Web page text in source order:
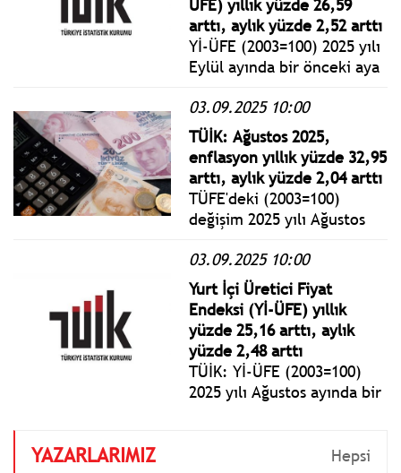
on iki aylık ortalamalara
göre %37,15 artış olarak
gerçekleşti.
ÜFE) yıllık yüzde 26,59
arttı, aylık yüzde 2,52 arttı
Yİ-ÜFE (2003=100) 2025 yılı
Eylül ayında bir önceki aya
yılın Aralık ayına göre
%23,66 artış, bir önceki
yılın aynı ayına göre %26,59
artış ve on iki aylık
ortalamalara göre %25,83
artış gösterdi.
03.09.2025 10:00
TÜİK: Ağustos 2025,
enflasyon yıllık yüzde 32,95
arttı, aylık yüzde 2,04 arttı
TÜFE'deki (2003=100)
değişim 2025 yılı Ağustos
%2,04 artış, bir önceki yılın
Aralık ayına göre %21,50
artış, bir önceki yılın aynı
ayına göre %32,95 artış ve
on iki aylık ortalamalara
göre %39,62 artış olarak
gerçekleşti.
03.09.2025 10:00
Yurt İçi Üretici Fiyat
Endeksi (Yİ-ÜFE) yıllık
yüzde 25,16 arttı, aylık
yüzde 2,48 arttı
TÜİK: Yİ-ÜFE (2003=100)
2025 yılı Ağustos ayında bir
ayına göre %20,62 artış, bir
YAZARLARIMIZ Hepsi